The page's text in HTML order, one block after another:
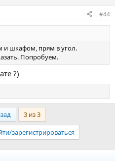
#44
и шкафом, прям в угол.
Попробуем.
?)
3 из 3
зарегистрироваться